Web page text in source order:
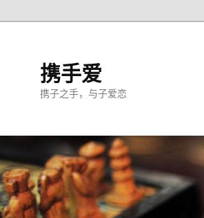
携手爱
携子之手，与子爱恋